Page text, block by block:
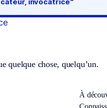
invocatrice“
quelque chose, quelqu’un.
À